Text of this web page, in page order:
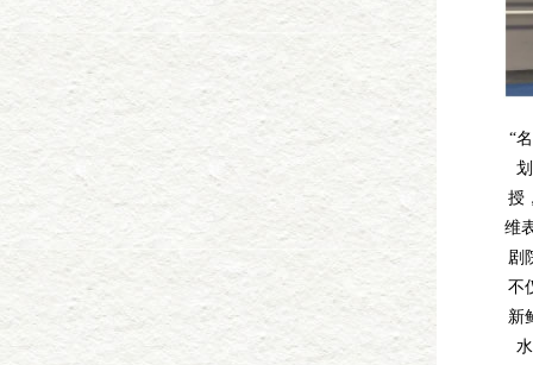
“
授
维
剧
不
新